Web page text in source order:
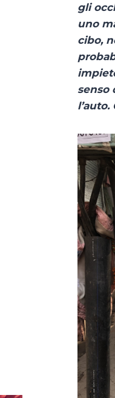
gli
uno
cibo,
senso